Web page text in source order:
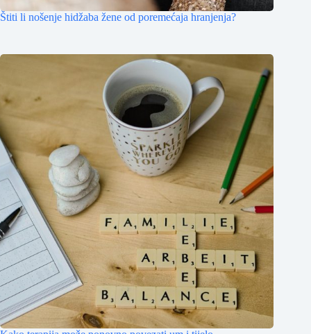
Štiti li nošenje hidžaba žene od poremećaja hranjenja?